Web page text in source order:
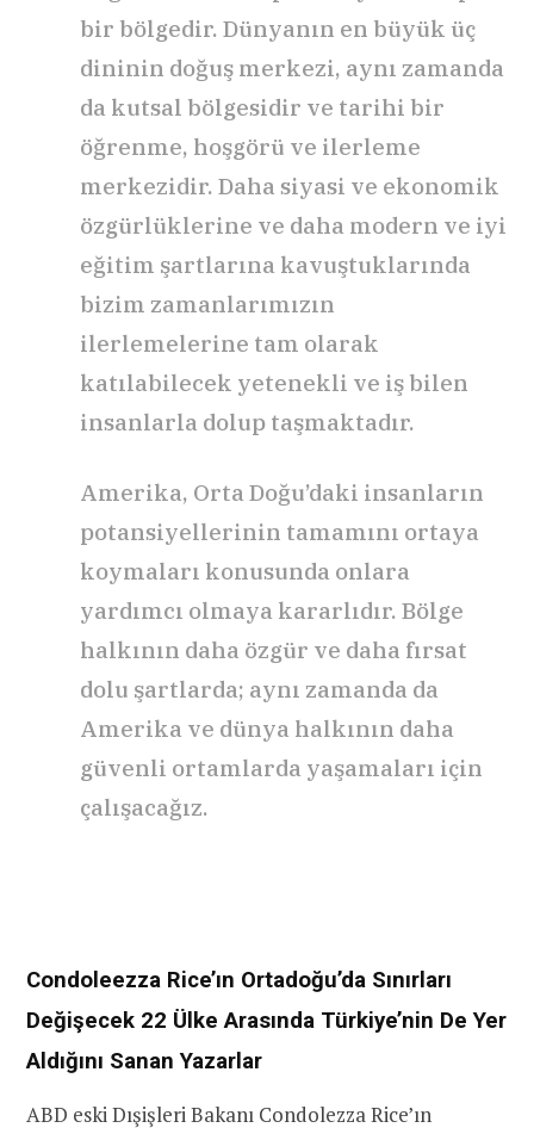
bir bölgedir. Dünyanın en büyük üç
dininin doğuş merkezi, aynı zamanda
da kutsal bölgesidir ve tarihi bir
öğrenme, hoşgörü ve ilerleme
merkezidir. Daha siyasi ve ekonomik
özgürlüklerine ve daha modern ve iyi
eğitim şartlarına kavuştuklarında
bizim zamanlarımızın
ilerlemelerine tam olarak
katılabilecek yetenekli ve iş bilen
insanlarla dolup taşmaktadır.
Amerika, Orta Doğu’daki insanların
potansiyellerinin tamamını ortaya
koymaları konusunda onlara
yardımcı olmaya kararlıdır. Bölge
halkının daha özgür ve daha fırsat
dolu şartlarda; aynı zamanda da
Amerika ve dünya halkının daha
güvenli ortamlarda yaşamaları için
çalışacağız.
Condoleezza Rice’ın Ortadoğu’da Sınırları
Değişecek 22 Ülke Arasında Türkiye’nin De Yer
Aldığını Sanan Yazarlar
ABD eski Dışişleri Bakanı Condolezza Rice’ın